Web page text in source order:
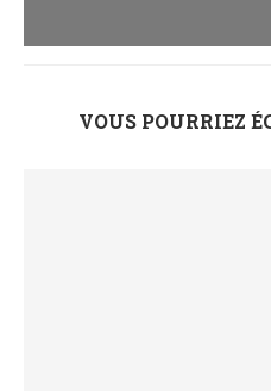
VOUS POURRIEZ